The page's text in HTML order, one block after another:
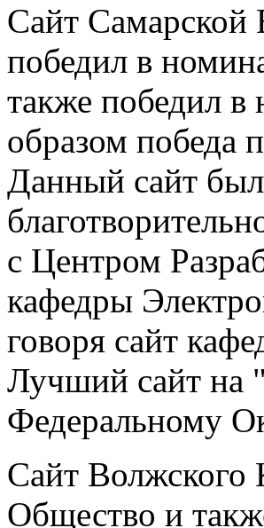
Сайт Самарской
победил в
также победил
образом победа
Данный сайт был
с Центром
кафедры
говоря сайт
Лучший сайт на
Федеральному
Сайт Волжского
Общество и